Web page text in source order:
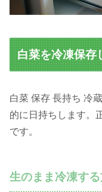
白菜を冷凍保存
白菜 保存 長持ち 冷
的に日持ちします。
です。
生のまま冷凍す